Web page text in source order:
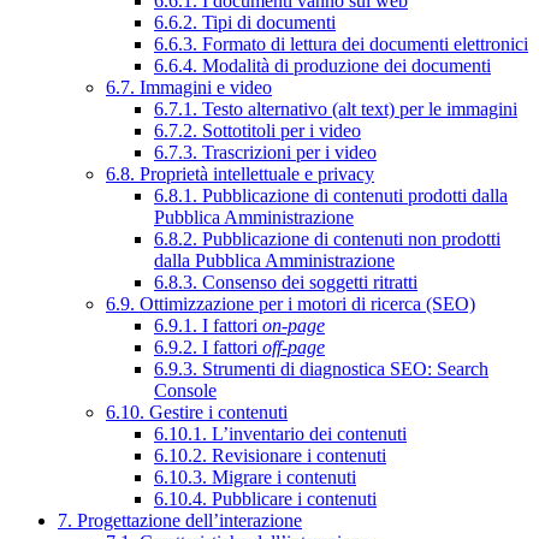
6.6.2. Tipi di documenti
6.6.3. Formato di lettura dei documenti elettronici
6.6.4. Modalità di produzione dei documenti
6.7. Immagini e video
6.7.1. Testo alternativo (alt text) per le immagini
6.7.2. Sottotitoli per i video
6.7.3. Trascrizioni per i video
6.8. Proprietà intellettuale e privacy
6.8.1. Pubblicazione di contenuti prodotti dalla
Pubblica Amministrazione
6.8.2. Pubblicazione di contenuti non prodotti
dalla Pubblica Amministrazione
6.8.3. Consenso dei soggetti ritratti
6.9. Ottimizzazione per i motori di ricerca (SEO)
6.9.1. I fattori on-page
6.9.2. I fattori off-page
6.9.3. Strumenti di diagnostica SEO: Search
Console
6.10. Gestire i contenuti
6.10.1. L’inventario dei contenuti
6.10.2. Revisionare i contenuti
6.10.3. Migrare i contenuti
6.10.4. Pubblicare i contenuti
7. Progettazione dell’interazione